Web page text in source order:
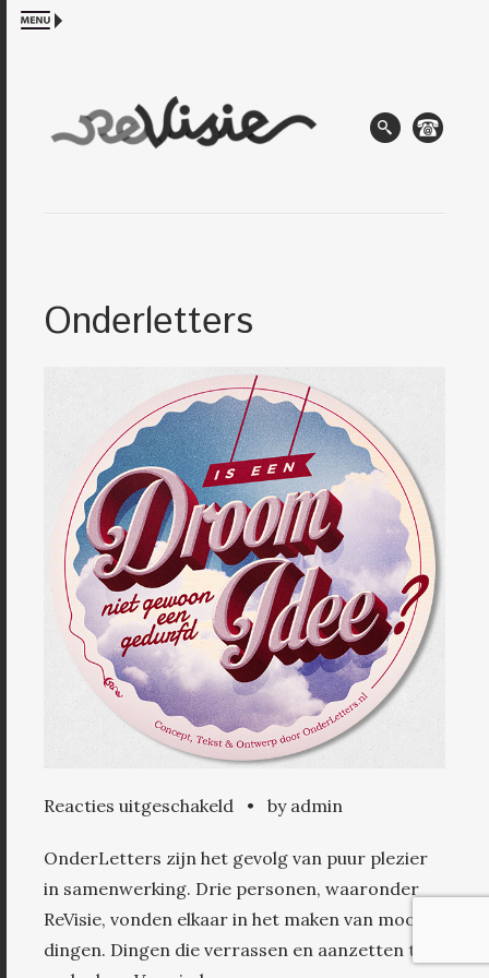
Onderletters
Reacties uitgeschakeld voor
• by admin
OnderLetters zijn het gevolg van puur plezier
in samenwerking. Drie personen, waaronder
ReVisie, vonden elkaar in het maken van mooie
dingen. Dingen die verrassen en aanzetten tot